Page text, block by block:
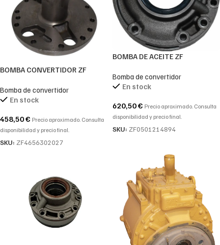
BOMBA CONVERTIDOR ZF
4656 302 027
Bomba de convertidor
En stock
458,50€ Precio aproximado. Consulta
disponibilidad y precio final.
SKU: ZF4656302027
BOMBA DE ACEITE ZF
0501 214 894
Bomba de convertidor
En stock
620,50€ Precio aproximado. Consulta
disponibilidad y precio final.
SKU: ZF0501214894